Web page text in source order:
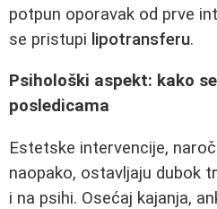
potpun oporavak od prve
se pristupi lipotransferu.
Psihološki aspekt: kako
posledicama
Estetske intervencije,
naopako, ostavljaju dubok
i na psihi. Osećaj kajanja,